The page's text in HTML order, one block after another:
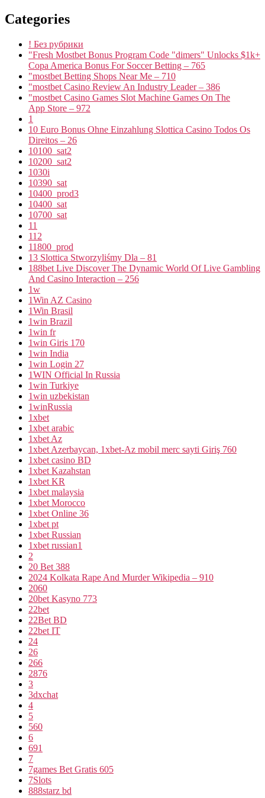
Categories
! Без рубрики
"Fresh Mostbet Bonus Program Code "dimers" Unlocks $1k+
Copa America Bonus For Soccer Betting – 765
"mostbet Betting Shops Near Me – 710
"mostbet Casino Review An Industry Leader – 386
"‎mostbet Casino Games Slot Machine Games On The
App Store – 972
1
10 Euro Bonus Ohne Einzahlung Slottica Casino Todos Os
Direitos – 26
10100_sat2
10200_sat2
1030i
10390_sat
10400_prod3
10400_sat
10700_sat
11
112
11800_prod
13 Slottica Stworzyliśmy Dla – 81
188bet Live Discover The Dynamic World Of Live Gambling
And Casino Interaction – 256
1w
1Win AZ Casino
1Win Brasil
1win Brazil
1win fr
1win Giris 170
1win India
1win Login 27
1WIN Official In Russia
1win Turkiye
1win uzbekistan
1winRussia
1xbet
1xbet arabic
1xbet Az
1xbet Azerbaycan, 1xbet-Az mobil merc sayti Giriş 760
1xbet casino BD
1xbet Kazahstan
1xbet KR
1xbet malaysia
1xbet Morocco
1xbet Online 36
1xbet pt
1xbet Russian
1xbet russian1
2
20 Bet 388
2024 Kolkata Rape And Murder Wikipedia – 910
2060
20bet Kasyno 773
22bet
22Bet BD
22bet IT
24
26
266
2876
3
3dxchat
4
5
560
6
691
7
7games Bet Gratis 605
7Slots
888starz bd